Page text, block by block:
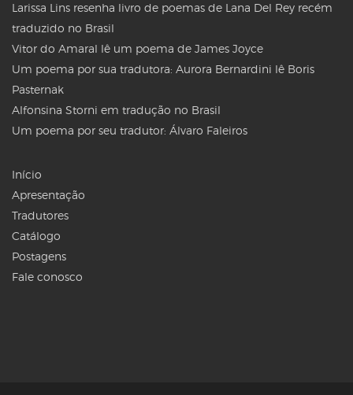
Larissa Lins resenha livro de poemas de Lana Del Rey recém
traduzido no Brasil
Vitor do Amaral lê um poema de James Joyce
Um poema por sua tradutora: Aurora Bernardini lê Boris
Pasternak
Alfonsina Storni em tradução no Brasil
Um poema por seu tradutor: Álvaro Faleiros
Início
Apresentação
Tradutores
Catálogo
Postagens
Fale conosco